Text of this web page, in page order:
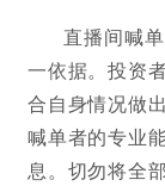
直播间喊
一依据。投资
合自身情况做
喊单者的专业
息。切勿将全